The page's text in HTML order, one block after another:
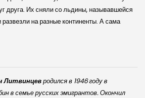
друга. Их сняли со льдины, называвшейся
на разные континенты. А сама
Литвинцевродился в 1946 году в
в семье русских эмигрантов. Окончил